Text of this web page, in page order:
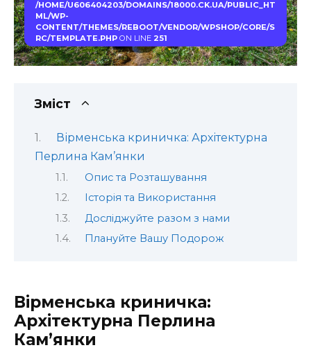
/HOME/U606404203/DOMAINS/18000.CK.UA/PUBLIC_HT
ML/WP-
CONTENT/THEMES/REBOOT/VENDOR/WPSHOP/CORE/S
RC/TEMPLATE.PHPON LINE 251
Зміст
Вірменська криничка: Архітектурна
Перлина Кам’янки
Опис та Розташування
Історія та Використання
Досліджуйте разом з нами
Плануйте Вашу Подорож
Вірменська криничка:
Архітектурна Перлина
Кам’янки